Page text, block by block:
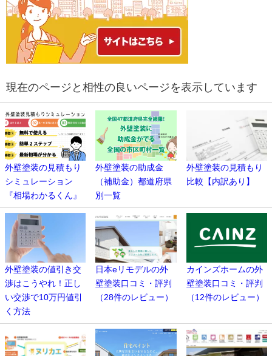
現在のページと相性の良いページを表示しています
外壁塗装の見積もり
シミュレーション
『相場わかるくん』
外壁塗装の助成金
（補助金）都道府県
別一覧
外壁塗装の見積もり
比較【内訳あり】
外壁塗装の値引き交
渉はこうやれ！正し
い交渉で10万円値引
く方法
日本eリモデルの外
壁塗装口コミ・評判
（28件のレビュー）
カインズホームの外
壁塗装口コミ・評判
（12件のレビュー）